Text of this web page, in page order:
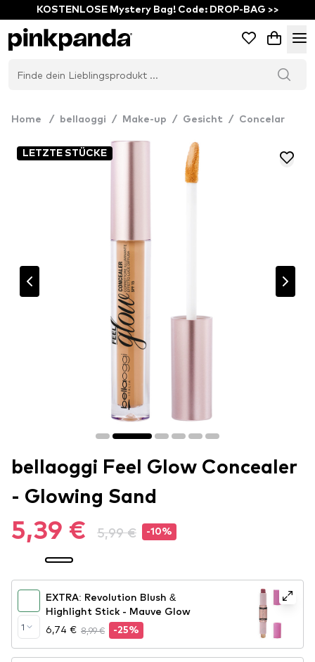
KOSTENLOSE Mystery Bag! Code: DROP-BAG >>
Home / bellaoggi / Make-up / Gesicht / Concelar
LETZTE STÜCKE
bellaoggi Feel Glow Concealer
- Glowing Sand
5,39 € 5,99 € -10%
1
EXTRA: Revolution Blush &
Highlight Stick - Mauve Glow
6,74 € 8,99 € -25%